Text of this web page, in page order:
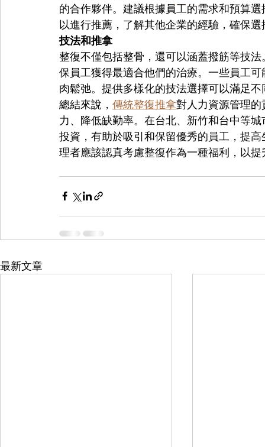
的合作夥伴。建議根據員工的需求和預算
以進行推薦，了解其他企業的經驗，確保
技法和推拿
整復不僅包括整骨，還可以涵蓋撥筋等技
保員工獲得最適合他們的治療。一些員工
肉鬆弛。提供多樣化的技法選擇可以滿足
總結來說， 傳統整復推拿對人力資源管理
力、降低缺勤率。在台北、新竹和台中等
投資，有助於吸引和保留優秀的員工，提
理者應該認真考慮整復作為一種福利，以
最新文章